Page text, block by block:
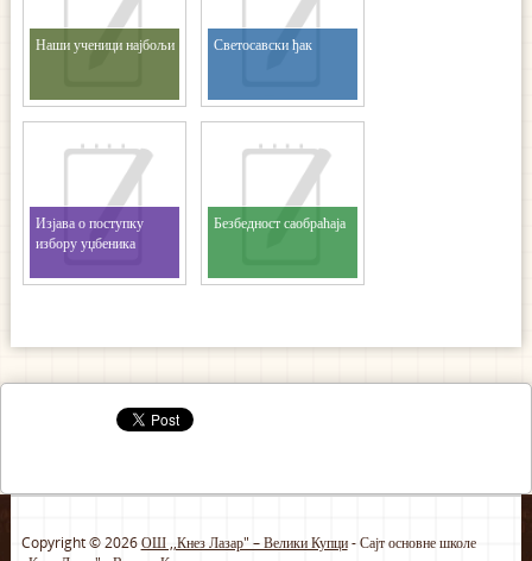
Наши ученици најбољи Светосавски ђак
Изјава о поступку
избору уџбеника
Безбедност саобраћаја
Copyright © 2026ОШ ,,Кнез Лазар" – Велики Купци- Сајт основне школе